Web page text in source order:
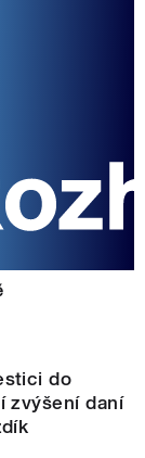
do
zvýšení daní